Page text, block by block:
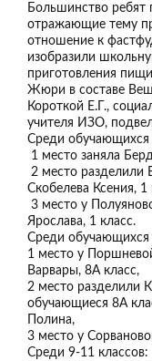
Большинство ребят
отражающие тему
отношение к
изобразили
приготовления
Жюри в составе
Короткой Е.Г.,
учителя ИЗО,
Среди обучающихся
1 место заняла
2 место разделили
Скобелева Ксения, 1
3 место у
Ярослава, 1 класс.
Среди обучающихся
1 место у
Варвары, 8А класс,
2 место разделили
обучающиеся 8А
Полина,
3 место у
Среди 9-11 классов: